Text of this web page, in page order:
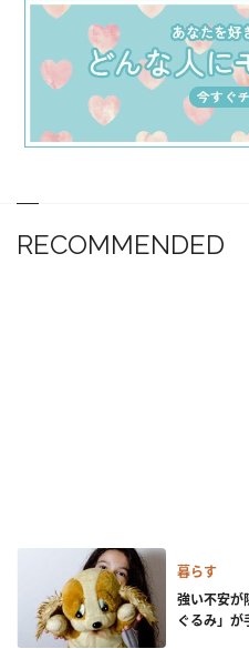
RECOMMENDED
暮らす
強い不安
ぐるみ」